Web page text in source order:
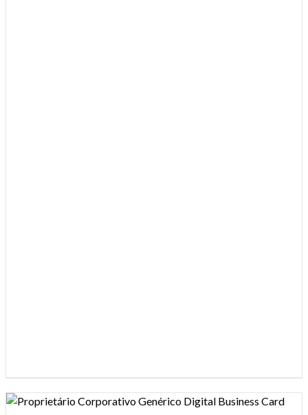
Design preview image